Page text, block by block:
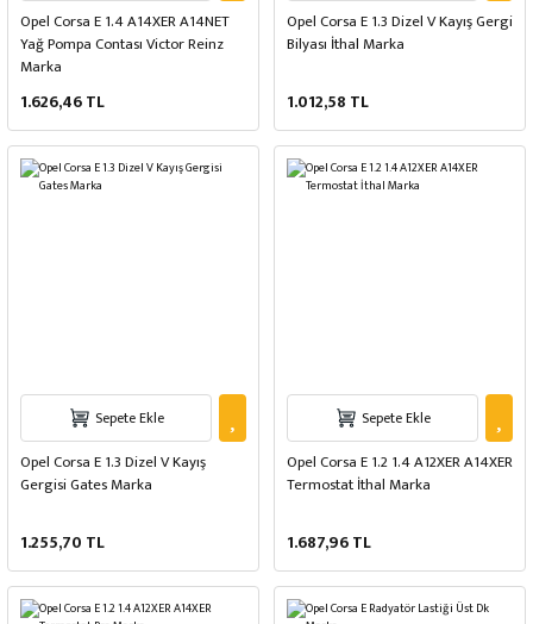
Opel Corsa E 1.4 A14XER A14NET
Yağ Pompa Contası Victor Reinz
Marka
1.626,46 TL
Opel Corsa E 1.3 Dizel V Kayış Gergi
Bilyası İthal Marka
1.012,58 TL
Sepete Ekle
Opel Corsa E 1.3 Dizel V Kayış
Gergisi Gates Marka
1.255,70 TL
Sepete Ekle
Opel Corsa E 1.2 1.4 A12XER A14XER
Termostat İthal Marka
1.687,96 TL